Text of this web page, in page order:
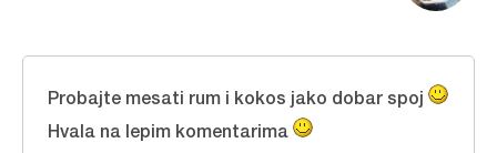
Probajte mesati rum i kokos jako dobar spoj
Hvala na lepim komentarima